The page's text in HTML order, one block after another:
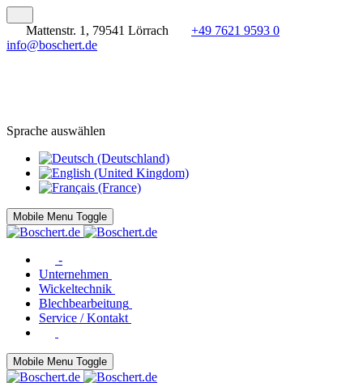
Mattenstr. 1, 79541 Lörrach
+49 7621 9593 0
info@boschert.de
Sprache auswählen
Mobile Menu Toggle
-
Unternehmen
Wickeltechnik
Blechbearbeitung
Service / Kontakt
Mobile Menu Toggle